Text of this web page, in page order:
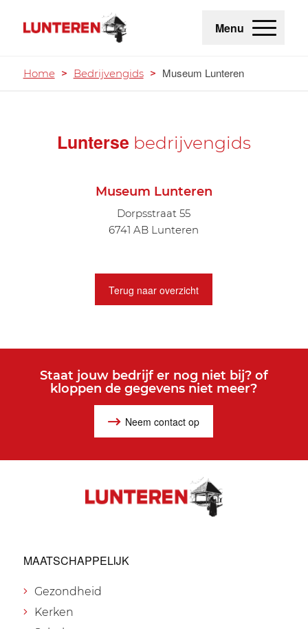
Menu
Home > Bedrijvengids > Museum Lunteren
Lunterse bedrijvengids
Museum Lunteren
Dorpsstraat 55
6741 AB Lunteren
Terug naar overzicht
Staat jouw bedrijf er nog niet bij? of
kloppen de gegevens niet meer?
Neem contact op
MAATSCHAPPELIJK
Gezondheid
Kerken